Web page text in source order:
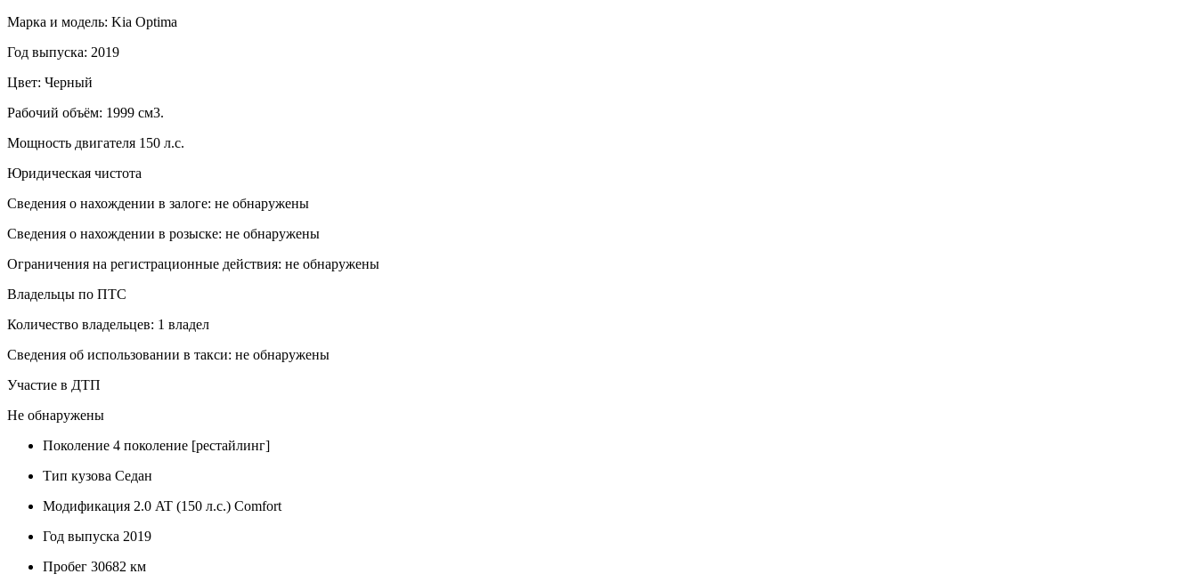
Марка и модель: Kia Optima
Год выпуска: 2019
Цвет: Черный
Рабочий объём: 1999 см3.
Мощность двигателя 150 л.с.
Юридическая чистота
Сведения о нахождении в залоге: не обнаружены
Сведения о нахождении в розыске: не обнаружены
Ограничения на регистрационные действия: не обнаружены
Владельцы по ПТС
Количество владельцев: 1 владел
Сведения об использовании в такси: не обнаружены
Участие в ДТП
Не обнаружены
Поколение 4 поколение [рестайлинг]
Тип кузова Седан
Модификация 2.0 AT (150 л.с.) Comfort
Год выпуска 2019
Пробег 30682 км